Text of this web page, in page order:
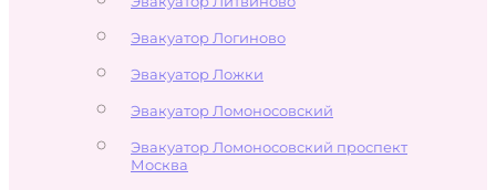
Эвакуатор Логиново
Эвакуатор Ложки
Эвакуатор Ломоносовский
Эвакуатор Ломоносовский проспект
Москва